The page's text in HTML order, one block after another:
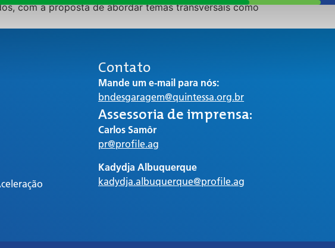
com a proposta de abordar temas transversais como
Contato
Mande um e-mail para nós:
bndesgaragem@quintessa.org.br
Assessoria de imprensa:
Carlos Samôr
pr@profile.ag
Kadydja Albuquerque
kadydja.albuquerque@profile.ag